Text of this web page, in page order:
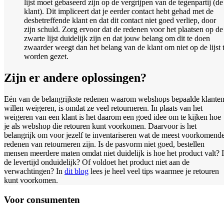
lijst moet gebaseerd zijn op de vergrijpen van de tegenpartij (de
klant). Dit impliceert dat je eerder contact hebt gehad met de
desbetreffende klant en dat dit contact niet goed verliep, door
zijn schuld. Zorg ervoor dat de redenen voor het plaatsen op de
zwarte lijst duidelijk zijn en dat jouw belang om dit te doen
zwaarder weegt dan het belang van de klant om niet op de lijst
worden gezet.
Zijn er andere oplossingen?
Eén van de belangrijkste redenen waarom webshops bepaalde klanten
willen weigeren, is omdat ze veel retourneren. In plaats van het
weigeren van een klant is het daarom een goed idee om te kijken hoe
je als webshop die retouren kunt voorkomen. Daarvoor is het
belangrijk om voor jezelf te inventariseren wat de meest
redenen van retourneren zijn. Is de pasvorm niet goed, bestellen
mensen meerdere maten omdat niet duidelijk is hoe het product valt?
de levertijd onduidelijk? Of voldoet het product niet aan de
verwachtingen? In dit blog lees je heel veel tips waarmee je retouren
kunt voorkomen.
Voor consumenten